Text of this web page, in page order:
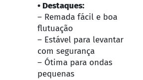
• Destaques:
– Remada fácil e boa
flutuação
– Estável para levantar
com segurança
– Ótima para ondas
pequenas